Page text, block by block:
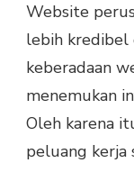
Website
lebih kredibel
keberadaan
menemukan
Oleh karena
peluang kerja